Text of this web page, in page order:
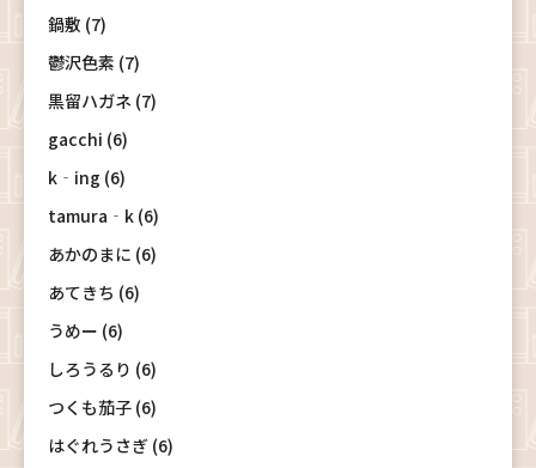
鍋敷 (7)
鬱沢色素 (7)
黒留ハガネ (7)
gacchi (6)
k‐ing (6)
tamura‐k (6)
あかのまに (6)
あてきち (6)
うめー (6)
しろうるり (6)
つくも茄子 (6)
はぐれうさぎ (6)